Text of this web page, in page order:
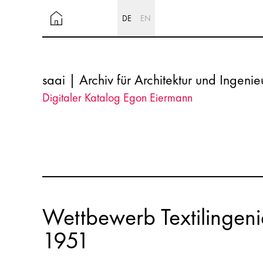
DE EN
saai | Archiv für Architektur und
Digitaler Katalog Egon Eiermann
Wettbewerb
1951